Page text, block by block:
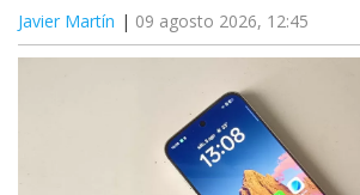
Javier Martín 09 agosto 2026, 12:45